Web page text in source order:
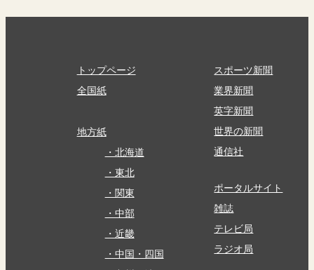
トップページ
全国紙
地方紙
・北海道
・東北
・関東
・中部
・近畿
・中国・四国
スポーツ新聞
業界新聞
英字新聞
世界の新聞
通信社
ポータルサイト
雑誌
テレビ局
ラジオ局